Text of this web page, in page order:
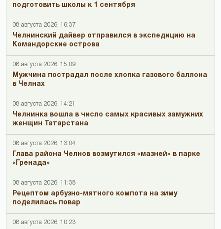
подготовить школы к 1 сентября
08 августа 2026, 16:37
Челнинский дайвер отправился в экспедицию на
Командорские острова
08 августа 2026, 15:09
Мужчина пострадал после хлопка газового баллона
в Челнах
08 августа 2026, 14:21
Челнинка вошла в число самых красивых замужних
женщин Татарстана
08 августа 2026, 13:04
Глава района Челнов возмутился «мазней» в парке
«Гренада»
08 августа 2026, 11:38
Рецептом арбузно-мятного компота на зиму
поделилась повар
08 августа 2026, 10:23